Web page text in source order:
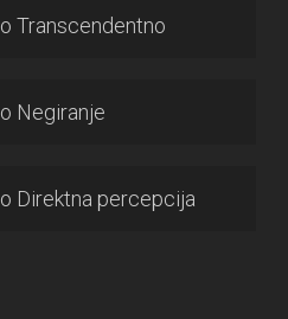
o Transcendentno
o Negiranje
o Direktna percepcija